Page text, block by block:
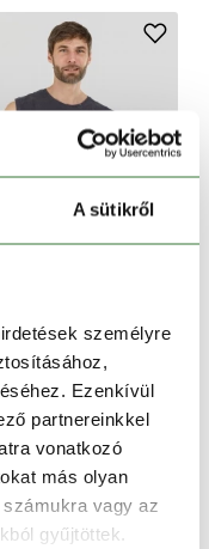
A sütikről
személyre
Ezenkívül
partnereinkkel
vonatkozó
más olyan
vagy az
gyűjtöttek.
II Surf Tank-T
7 990 Ft
6 990 Ft
S XXL